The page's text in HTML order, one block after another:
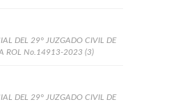
DEL 29° JUZGADO CIVIL DE
ROL No.14913-2023 (3)
DEL 29° JUZGADO CIVIL DE